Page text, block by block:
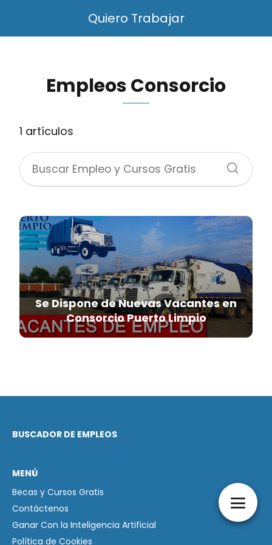
Quiero Trabajar
Empleos Consorcio
1 artículos
Se Dispone de Nuevas Vacantes en
Consorcio Puerto Limpio
BUSCADOR DE EMPLEOS
MENÚ
Becas y Cursos Gratis
Contáctenos
Ganar Con la Inteligencia Artificial
Política de Cookies